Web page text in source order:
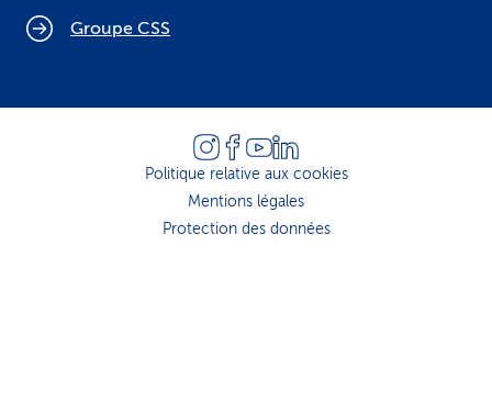
Groupe CSS
Politique relative aux cookies
Mentions légales
Protection des données